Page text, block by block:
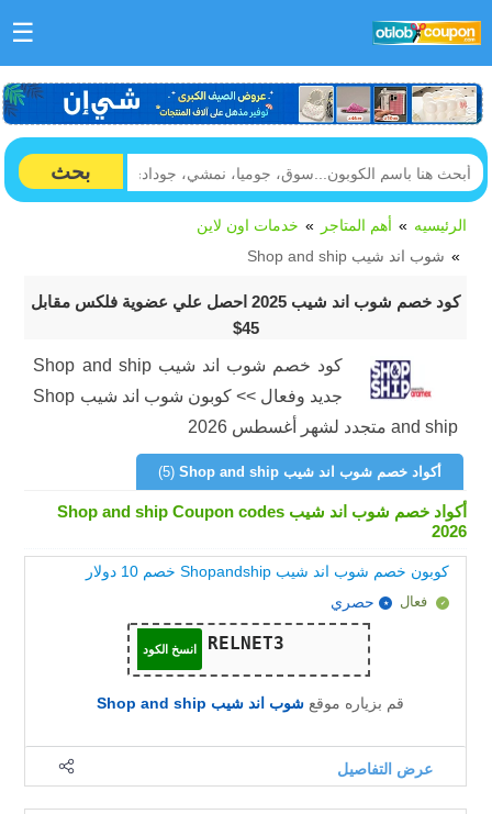
☰
بحث
الرئيسيه أهم المتاجر
خدمات اون لاين
شوب اند شيب Shop and ship
كود خصم شوب اند شيب 2025 احصل علي عضوية فلكس مقابل
45$
كود خصم شوب اند شيب Shop and ship
جديد وفعال >> كوبون شوب اند شيب Shop
and ship متجدد لشهر أغسطس 2026
أكواد خصم شوب اند شيب Shop and ship (5)
أكواد خصم شوب اند شيب Shop and ship Coupon codes
2026
كوبون خصم شوب اند شيب Shopandship خصم 10 دولار
فعال حصري
انسخ الكود
قم بزياره موقع شوب اند شيب Shop and ship
عرض التفاصيل